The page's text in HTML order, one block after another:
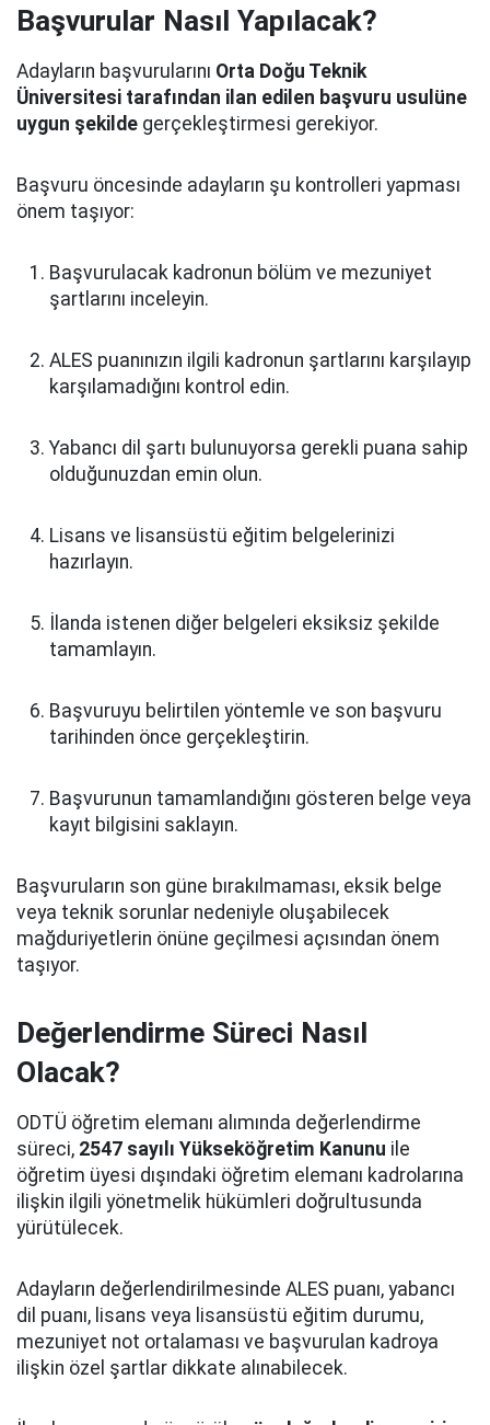
Başvurular Nasıl Yapılacak?
Adayların başvurularını Orta Doğu Teknik
Üniversitesi tarafından ilan edilen başvuru usulüne
uygun şekilde gerçekleştirmesi gerekiyor.
Başvuru öncesinde adayların şu kontrolleri yapması
önem taşıyor:
Başvurulacak kadronun bölüm ve mezuniyet
şartlarını inceleyin.
ALES puanınızın ilgili kadronun şartlarını karşılayıp
karşılamadığını kontrol edin.
Yabancı dil şartı bulunuyorsa gerekli puana sahip
olduğunuzdan emin olun.
Lisans ve lisansüstü eğitim belgelerinizi
hazırlayın.
İlanda istenen diğer belgeleri eksiksiz şekilde
tamamlayın.
Başvuruyu belirtilen yöntemle ve son başvuru
tarihinden önce gerçekleştirin.
Başvurunun tamamlandığını gösteren belge veya
kayıt bilgisini saklayın.
Başvuruların son güne bırakılmaması, eksik belge
veya teknik sorunlar nedeniyle oluşabilecek
mağduriyetlerin önüne geçilmesi açısından önem
taşıyor.
Değerlendirme Süreci Nasıl
Olacak?
ODTÜ öğretim elemanı alımında değerlendirme
süreci, 2547 sayılı Yükseköğretim Kanunu ile
öğretim üyesi dışındaki öğretim elemanı kadrolarına
ilişkin ilgili yönetmelik hükümleri doğrultusunda
yürütülecek.
Adayların değerlendirilmesinde ALES puanı, yabancı
dil puanı, lisans veya lisansüstü eğitim durumu,
mezuniyet not ortalaması ve başvurulan kadroya
ilişkin özel şartlar dikkate alınabilecek.